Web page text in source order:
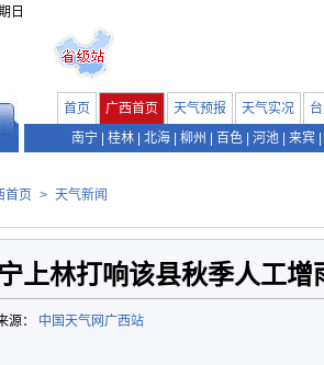
日
首页 广西首页 天气预报 天气实况
南宁
桂林 北海 柳州 百色 河池 来宾
首页 > 天气新闻
上林打响该县秋季人工增
源： 中国天气网广西站